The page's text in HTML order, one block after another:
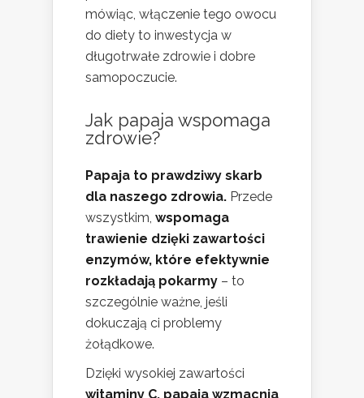
mówiąc, włączenie tego owocu
do diety to inwestycja w
długotrwałe zdrowie i dobre
samopoczucie.
Jak papaja wspomaga
zdrowie?
Papaja to prawdziwy skarb
dla naszego zdrowia. Przede
wszystkim, wspomaga
trawienie dzięki zawartości
enzymów, które efektywnie
rozkładają pokarmy – to
szczególnie ważne, jeśli
dokuczają ci problemy
żołądkowe.
Dzięki wysokiej zawartości
witaminy C, papaja wzmacnia